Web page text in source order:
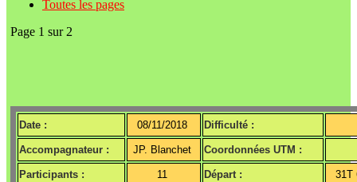
Toutes les pages
Page 1 sur 2
Date : 08/11/2018 Difficulté :
Accompagnateur : JP. Blanchet Coordonnées UTM :
Participants : 11 Départ : 31T